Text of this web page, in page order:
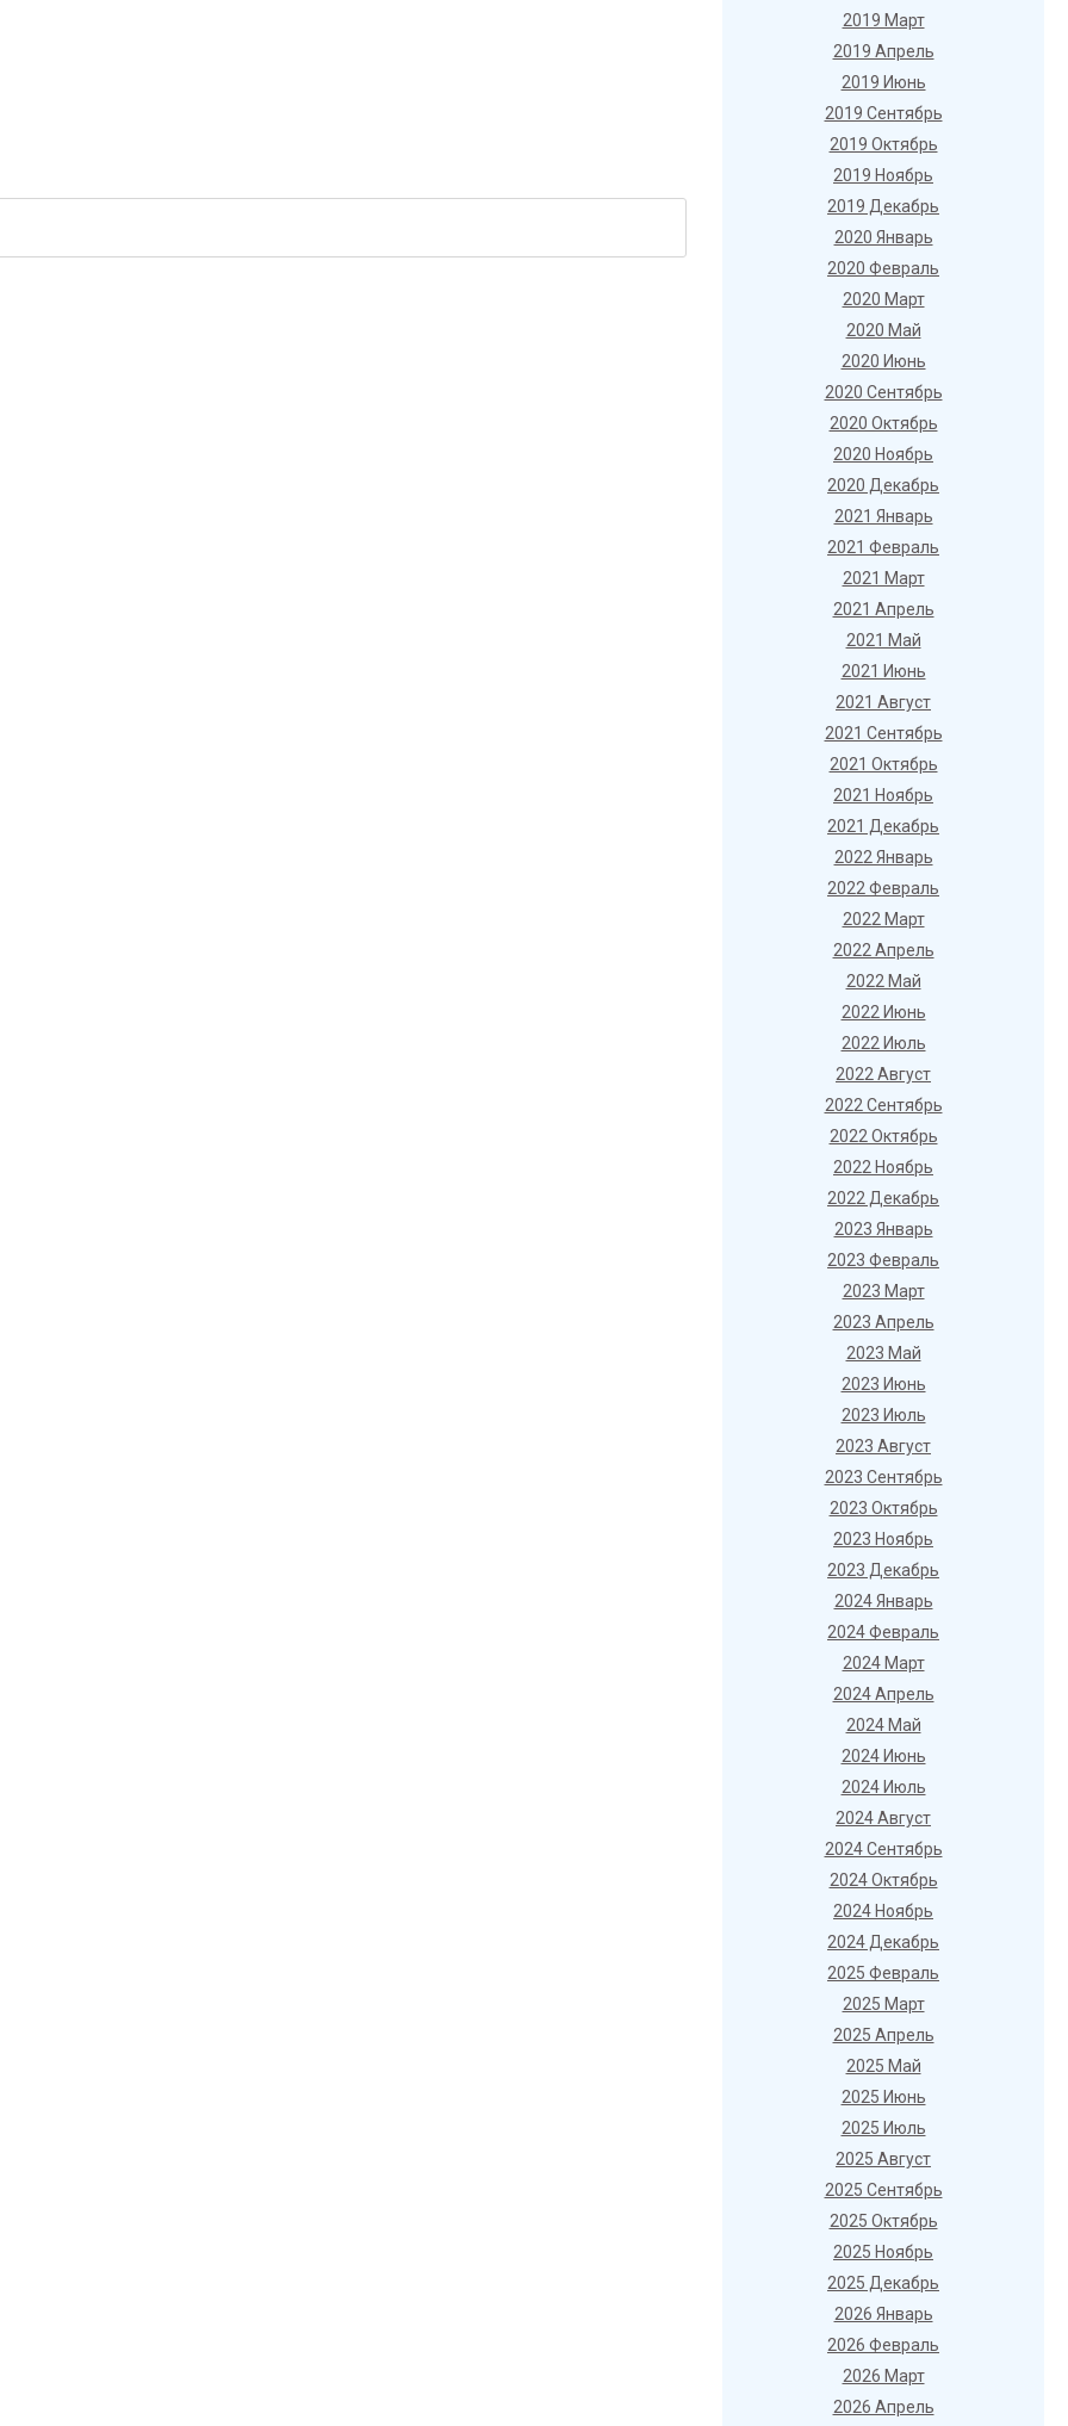
2019 Март
2019 Апрель
2019 Июнь
2019 Сентябрь
2019 Октябрь
2019 Ноябрь
2019 Декабрь
2020 Январь
2020 Февраль
2020 Март
2020 Май
2020 Июнь
2020 Сентябрь
2020 Октябрь
2020 Ноябрь
2020 Декабрь
2021 Январь
2021 Февраль
2021 Март
2021 Апрель
2021 Май
2021 Июнь
2021 Август
2021 Сентябрь
2021 Октябрь
2021 Ноябрь
2021 Декабрь
2022 Январь
2022 Февраль
2022 Март
2022 Апрель
2022 Май
2022 Июнь
2022 Июль
2022 Август
2022 Сентябрь
2022 Октябрь
2022 Ноябрь
2022 Декабрь
2023 Январь
2023 Февраль
2023 Март
2023 Апрель
2023 Май
2023 Июнь
2023 Июль
2023 Август
2023 Сентябрь
2023 Октябрь
2023 Ноябрь
2023 Декабрь
2024 Январь
2024 Февраль
2024 Март
2024 Апрель
2024 Май
2024 Июнь
2024 Июль
2024 Август
2024 Сентябрь
2024 Октябрь
2024 Ноябрь
2024 Декабрь
2025 Февраль
2025 Март
2025 Апрель
2025 Май
2025 Июнь
2025 Июль
2025 Август
2025 Сентябрь
2025 Октябрь
2025 Ноябрь
2025 Декабрь
2026 Январь
2026 Февраль
2026 Март
2026 Апрель